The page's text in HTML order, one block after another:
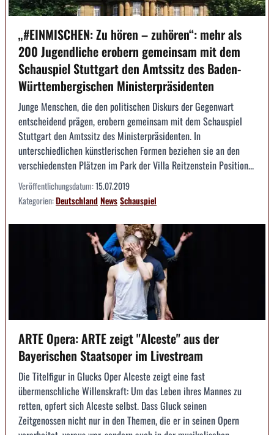
„#EINMISCHEN: Zu hören – zuhören“: mehr als
200 Jugendliche erobern gemeinsam mit dem
Schauspiel Stuttgart den Amtssitz des Baden-
Württembergischen Ministerpräsidenten
Junge Menschen, die den politischen Diskurs der Gegenwart
entscheidend prägen, erobern gemeinsam mit dem Schauspiel
Stuttgart den Amtssitz des Ministerpräsidenten. In
unterschiedlichen künstlerischen Formen beziehen sie an den
verschiedensten Plätzen im Park der Villa Reitzenstein Position...
Veröffentlichungsdatum:15.07.2019
Kategorien:DeutschlandNewsSchauspiel
ARTE Opera: ARTE zeigt "Alceste" aus der
Bayerischen Staatsoper im Livestream
Die Titelfigur in Glucks Oper Alceste zeigt eine fast
übermenschliche Willenskraft: Um das Leben ihres Mannes zu
retten, opfert sich Alceste selbst. Dass Gluck seinen
Zeitgenossen nicht nur in den Themen, die er in seinen Opern